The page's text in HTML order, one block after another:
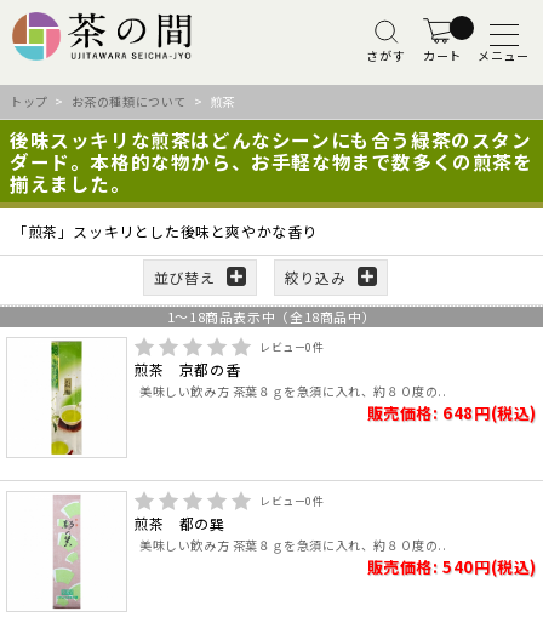
さがす カート メニュー
トップ > お茶の種類について > 煎茶
後味スッキリな煎茶はどんなシーンにも合う緑茶のスタン
ダード。本格的な物から、お手軽な物まで数多くの煎茶を
揃えました。
「煎茶」スッキリとした後味と爽やかな香り
並び替え 絞り込み
1～ 18商品表示中（全 18商品中）
レビュー0件
煎茶 京都の香
美味しい飲み方 茶葉８ｇを急須に入れ、約８０度の..
販売価格: 648円(税込)
レビュー0件
煎茶 都の巽
美味しい飲み方 茶葉８ｇを急須に入れ、約８０度の..
販売価格: 540円(税込)